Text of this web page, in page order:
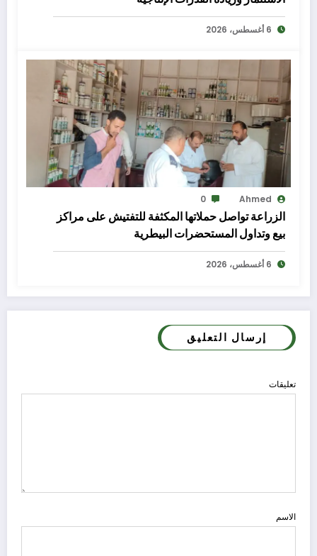
6 أغسطس، 2026
Ahmed
0
الزراعة تواصل حملاتها المكثفة للتفتيش على مراكز
بيع وتداول المستحضرات البيطرية
6 أغسطس، 2026
إرسال التعليق
تعليقات
الاسم